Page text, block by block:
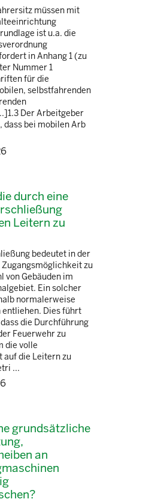
müssen mit
ist u.a. die
in Anhang 1 (zu
Nummer 1
für die
selbstfahrenden
Der Arbeitgeber
dass bei mobilen Arb
durch eine
Leitern zu
bedeutet in der
zu
von Gebäuden im
Ein solcher
normalerweise
Dies führt
die Durchführung
Feuerwehr zu
die volle
die Leitern zu
...
grundsätzliche
an